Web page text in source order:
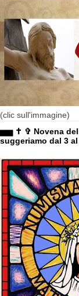
(clic sull'immagine)
▅▅ ✝ ✞ Novena
suggeriamo dal 3